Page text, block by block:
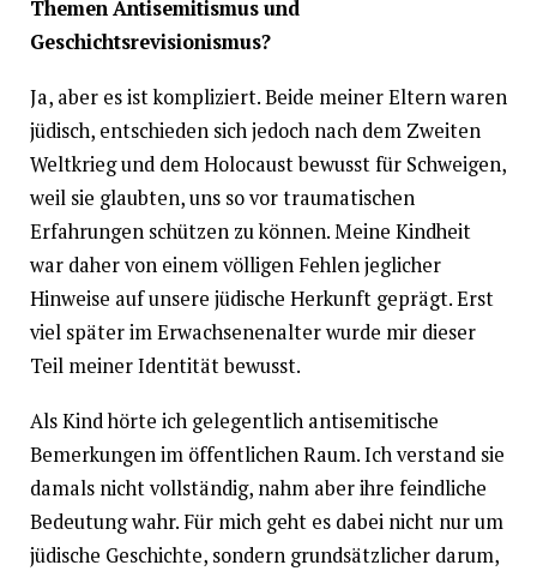
Themen Antisemitismus und
Geschichtsrevisionismus?
Ja, aber es ist kompliziert. Beide meiner Eltern waren
jüdisch, entschieden sich jedoch nach dem Zweiten
Weltkrieg und dem Holocaust bewusst für Schweigen,
weil sie glaubten, uns so vor traumatischen
Erfahrungen schützen zu können. Meine Kindheit
war daher von einem völligen Fehlen jeglicher
Hinweise auf unsere jüdische Herkunft geprägt. Erst
viel später im Erwachsenenalter wurde mir dieser
Teil meiner Identität bewusst.
Als Kind hörte ich gelegentlich antisemitische
Bemerkungen im öffentlichen Raum. Ich verstand sie
damals nicht vollständig, nahm aber ihre feindliche
Bedeutung wahr. Für mich geht es dabei nicht nur um
jüdische Geschichte, sondern grundsätzlicher darum,